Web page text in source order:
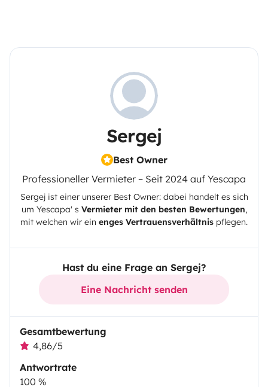
Sergej
Best Owner
Professioneller Vermieter – Seit 2024 auf Yescapa
Sergejist einer unserer Best Owner: dabei handelt es sich
um Yescapa' s Vermieter mit den besten Bewertungen,
mit welchen wir ein enges Vertrauensverhältnis pflegen.
Hast du eine Frage an Sergej?
Eine Nachricht senden
Gesamtbewertung
4,86/5
Antwortrate
100 %